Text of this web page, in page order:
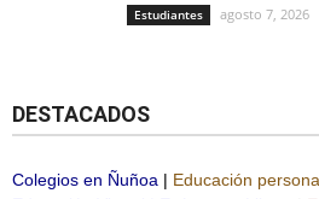
Estudiantes agosto 7, 2026
DESTACADOS
Colegios en Ñuñoa | Educación